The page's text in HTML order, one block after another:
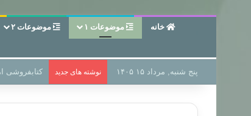
خانه موضوعات ۱ موضوعات ۲
پنج شنبه, مرداد ۱۵ ۱۴۰۵ نوشته های جدید سر دفتر